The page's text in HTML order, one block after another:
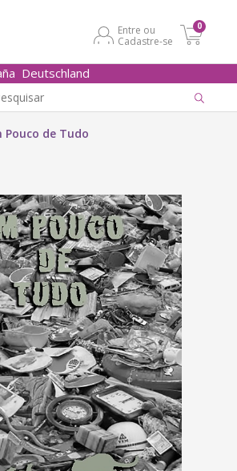
Entre ou
Cadastre-se
0
Deutschland
Pouco de Tudo